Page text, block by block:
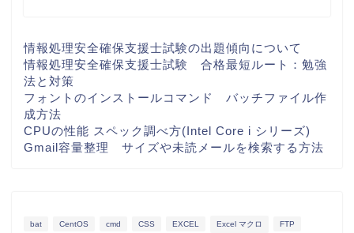
情報処理安全確保支援士試験の出題傾向について
情報処理安全確保支援士試験 合格最短ルート：勉強
法と対策
フォントのインストールコマンド バッチファイル作
成方法
CPUの性能 スペック調べ方(Intel Core i シリーズ)
Gmail容量整理 サイズや未読メールを検索する方法
bat CentOS cmd CSS EXCEL Excel マクロ FTP